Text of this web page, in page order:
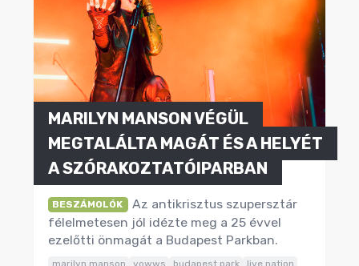
MARILYN MANSON VÉGÜL
MEGTALÁLTA MAGÁT ÉS A HELYÉT
A SZÓRAKOZTATÓIPARBAN
BESZÁMOLÓK
Az antikrisztus szupersztár
félelmetesen jól idézte meg a 25 évvel
ezelőtti önmagát a Budapest Parkban.
marilyn manson vowws budapest park live nation